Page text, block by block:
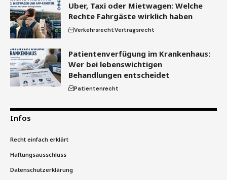
Uber, Taxi oder Mietwagen: Welche
Rechte Fahrgäste wirklich haben
VerkehrsrechtVertragsrecht
Patientenverfügung im Krankenhaus:
Wer bei lebenswichtigen
Behandlungen entscheidet
Patientenrecht
Infos
Recht einfach erklärt
Haftungsausschluss
Datenschutzerklärung